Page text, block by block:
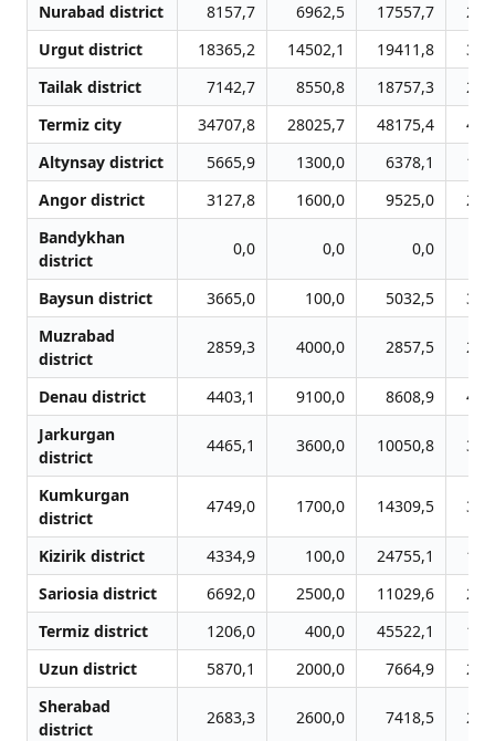
Nurabad district 8157,7 6962,5 17557,7
Urgut district
18365,2 14502,1 19411,8
Tailak district
7142,7 8550,8 18757,3
Termiz city
34707,8 28025,7 48175,4
Altynsay district
5665,9 1300,0 6378,1
Angor district
3127,8 1600,0 9525,0
Bandykhan
district
0,0 0,0 0,0
Baysun district 3665,0 100,0 5032,5
Muzrabad
district
2859,3 4000,0 2857,5
Denau district 4403,1 9100,0 8608,9
Jarkurgan
district
4465,1 3600,0 10050,8
Kumkurgan
district
4749,0 1700,0 14309,5
Kizirik district 4334,9 100,0 24755,1
Sariosia district
6692,0 2500,0 11029,6
Termiz district
1206,0 400,0 45522,1
Uzun district
5870,1 2000,0 7664,9
Sherabad
district
2683,3 2600,0 7418,5